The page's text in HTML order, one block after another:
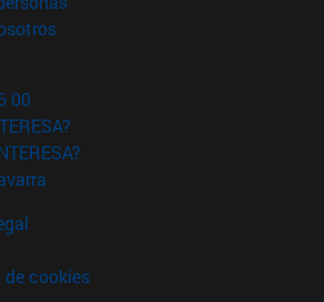
(abre en nueva ventana)
00
cookies